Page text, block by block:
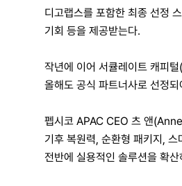
디고랩스를 포함한 최종 선정
기회 등을 제공받는다.
작년에 이어 서큘레이트 캐
올해도 공식 파트너사로 선정
펩시코 APAC CEO 츠 앤
기후 복원력, 순환형 패키지,
전반에 실용적인 솔루션을 확